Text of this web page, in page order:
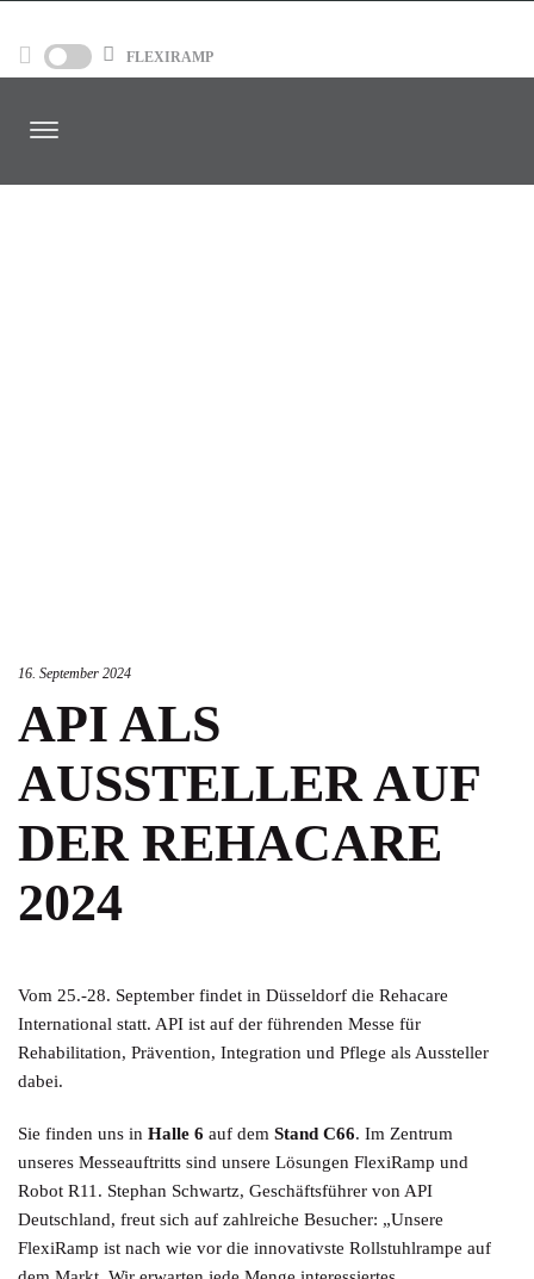
FLEXIRAMP
16. September 2024
API ALS
AUSSTELLER AUF
DER REHACARE
2024
Vom 25.-28. September findet in Düsseldorf die Rehacare
International statt. API ist auf der führenden Messe für
Rehabilitation, Prävention, Integration und Pflege als Aussteller
dabei.
Sie finden uns in Halle 6 auf dem Stand C66. Im Zentrum
unseres Messeauftritts sind unsere Lösungen FlexiRamp und
Robot R11 . Stephan Schwartz, Geschäftsführer von API
Deutschland, freut sich auf zahlreiche Besucher: „Unsere
FlexiRamp ist nach wie vor die innovativste Rollstuhlrampe auf